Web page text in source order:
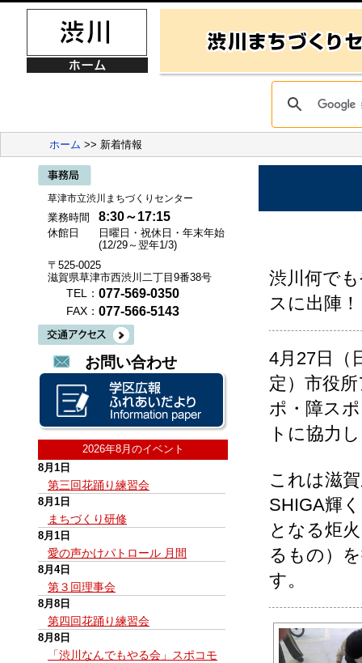
ホーム >> 新着情報
草津市立渋川まちづくりセンター
業務時間 8:30～17:15
休館日
日曜日・祝休日・年末年始
(12/29～翌年1/3)
〒525-0025
滋賀県草津市西渋川二丁目9番38号
TEL： 077-569-0350
FAX： 077-566-5143
お問い合わせ
2026年8月のイベント
8月1日
第三回花踊り練習会
8月1日
まちづくり研修
8月1日
愛の声かけパトロール 月間
8月4日
第３回理事会
8月8日
第四回花踊り練習会
8月8日
「渋川なんでもやる会」スポコモ
渋川何で
スに出陣！
4月27日（
定）市役
ポ・障ス
トに協力
これは滋
SHIGA輝
となる炬
るもの）
す。